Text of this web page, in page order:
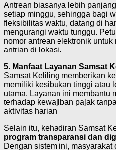
Antrean biasanya lebih
setiap minggu, sehingga bagi
fleksibilitas waktu, datang di
mengurangi waktu tunggu.
nomor antrean elektronik
antrian di lokasi.
5. Manfaat Layanan Samsat
Samsat Keliling memberikan
memiliki kesibukan tinggi atau
utama. Layanan ini membantu
terhadap kewajiban pajak
aktivitas harian.
Selain itu, kehadiran Samsat
program transparansi dan
Dengan sistem ini, masyarakat